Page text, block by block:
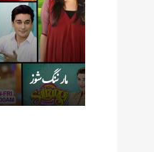
مارننگ شوز